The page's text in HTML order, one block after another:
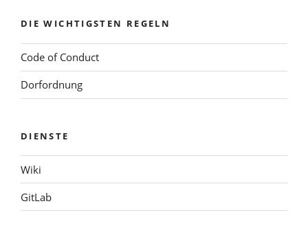
DIE WICHTIGSTEN REGELN
Code of Conduct
Dorfordnung
DIENSTE
Wiki
GitLab